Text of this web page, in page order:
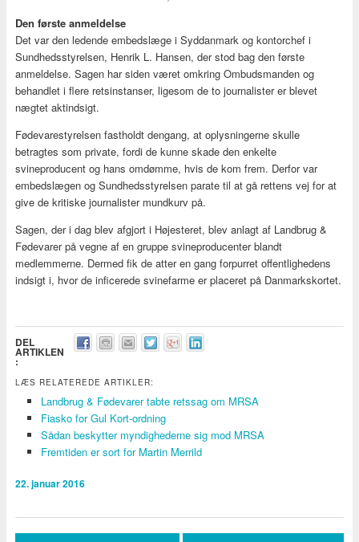
Den første anmeldelse
Det var den ledende embedslæge i Syddanmark og kontorchef i
Sundhedsstyrelsen, Henrik L. Hansen, der stod bag den første
anmeldelse. Sagen har siden været omkring Ombudsmanden og
behandlet i flere retsinstanser, ligesom de to journalister er blevet
nægtet aktindsigt.
Fødevarestyrelsen fastholdt dengang, at oplysningerne skulle
betragtes som private, fordi de kunne skade den enkelte
svineproducent og hans omdømme, hvis de kom frem. Derfor var
embedslægen og Sundhedsstyrelsen parate til at gå rettens vej for at
give de kritiske journalister mundkurv på.
Sagen, der i dag blev afgjort i Højesteret, blev anlagt af Landbrug &
Fødevarer på vegne af en gruppe svineproducenter blandt
medlemmerne. Dermed fik de atter en gang forpurret offentlighedens
indsigt i, hvor de inficerede svinefarme er placeret på Danmarkskortet.
DEL
ARTIKLEN
:
LÆS RELATEREDE ARTIKLER:
Landbrug & Fødevarer tabte retssag om MRSA
Fiasko for Gul Kort-ordning
Sådan beskytter myndighederne sig mod MRSA
Fremtiden er sort for Martin Merrild
22. januar 2016